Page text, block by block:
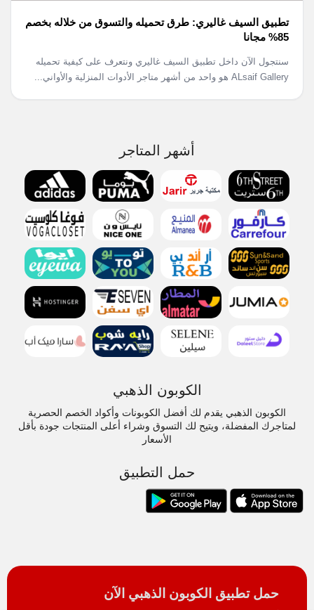
تطبيق السيف غاليري: طرق تحميله والتسوق من خلاله بخصم
85% مجانا
سنتجول الآن داخل تطبيق السيف غاليري ونتعرف على كيفية تحميله
ALsaif Gallery هو واحد من أشهر متاجر الأدوات المنزلية والأواني...
أشهر المتاجر
الكوبون الذهبي
الكوبون الذهبي يقدم لك أفضل الكوبونات وأكواد الخصم الحصرية
لمتاجرك المفضلة، ويتيح لك التسوق وشراء أعلى المنتجات جودة بأقل
الأسعار
حمل التطبيق
حمل تطبيق الكوبون الذهبي الآن